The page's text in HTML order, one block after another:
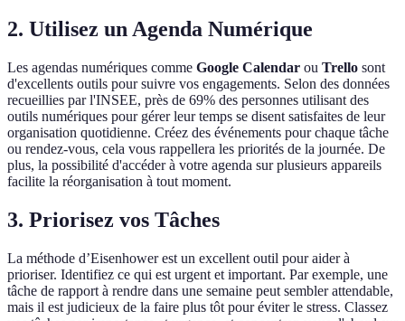
2. Utilisez un Agenda Numérique
Les agendas numériques comme Google Calendar ou Trello sont
d'excellents outils pour suivre vos engagements. Selon des données
recueillies par l'INSEE, près de 69% des personnes utilisant des
outils numériques pour gérer leur temps se disent satisfaites de leur
organisation quotidienne. Créez des événements pour chaque tâche
ou rendez-vous, cela vous rappellera les priorités de la journée. De
plus, la possibilité d'accéder à votre agenda sur plusieurs appareils
facilite la réorganisation à tout moment.
3. Priorisez vos Tâches
La méthode d’Eisenhower est un excellent outil pour aider à
prioriser. Identifiez ce qui est urgent et important. Par exemple, une
tâche de rapport à rendre dans une semaine peut sembler attendable,
mais il est judicieux de la faire plus tôt pour éviter le stress. Classez